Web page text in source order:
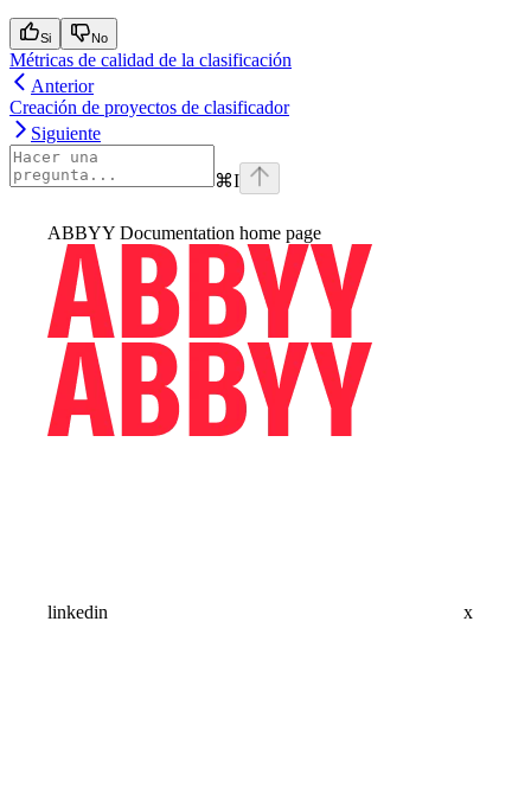
Si No
Métricas de calidad de la clasificación
Anterior
Creación de proyectos de clasificador
Siguiente
⌘I
ABBYY Documentation home page
linkedin x